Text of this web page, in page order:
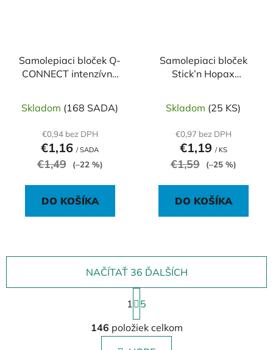
Samolepiaci bloček Q-
CONNECT intenzívne
Skladom (168 SADA)
€0,94 bez DPH
€1,16 / SADA
€1,49 (–22 %)
DO KOŠÍKA
Samolepiaci bloček
Stick’n Hopax
Skladom (25 KS)
€0,97 bez DPH
€1,19 / KS
€1,59 (–25 %)
DO KOŠÍKA
O
v
l
NAČÍTAŤ 36 ĎALŠÍCH
S
t
r
á
n
1
5
146 položiek celkom